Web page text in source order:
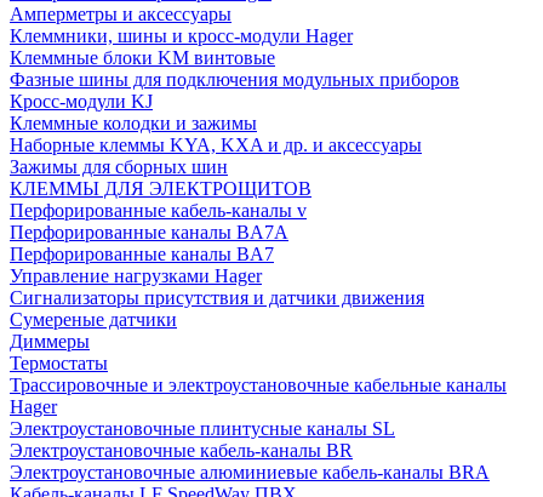
Амперметры и аксессуары
Клеммники, шины и кросс-модули Hager
Клеммные блоки KM винтовые
Фазные шины для подключения модульных приборов
Кросс-модули KJ
Клеммные колодки и зажимы
Наборные клеммы KYA, KXA и др. и аксессуары
Зажимы для сборных шин
КЛЕММЫ ДЛЯ ЭЛЕКТРОЩИТОВ
Перфорированные кабель-каналы v
Перфорированные каналы BA7A
Перфорированные каналы BA7
Управление нагрузками Hager
Сигнализаторы присутствия и датчики движения
Сумереные датчики
Диммеры
Термостаты
Трассировочные и электроустановочные кабельные каналы
Hager
Электроустановочные плинтусные каналы SL
Электроустановочные кабель-каналы BR
Электроустановочные алюминиевые кабель-каналы BRA